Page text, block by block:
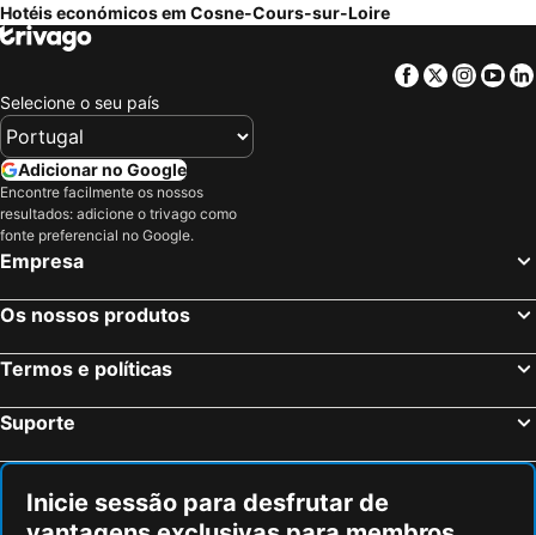
Hotéis económicos em Cosne-Cours-sur-Loire
Facebook
Twitter
Selecione o seu país
Adicionar no Google
Encontre facilmente os nossos
resultados: adicione o trivago como
fonte preferencial no Google.
Empresa
Os nossos produtos
Termos e políticas
Suporte
Inicie sessão para desfrutar de